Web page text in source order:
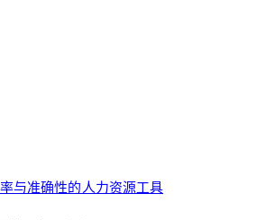
与准确性的人力资源工具